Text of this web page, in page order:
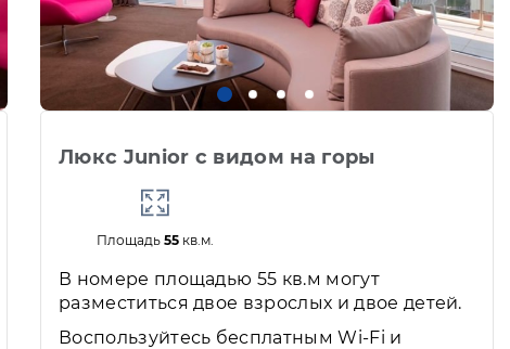
Люкс Junior с видом на горы
Площадь 55кв.м.
В номере площадью 55 кв.м могут
разместиться двое взрослых и двое детей.
Воспользуйтесь бесплатным Wi-Fi и